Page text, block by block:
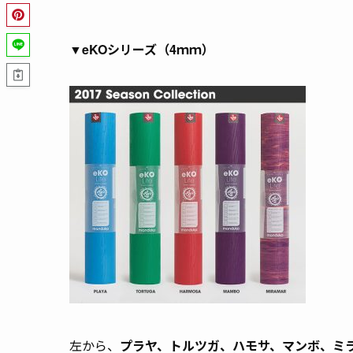
▼eKOシリーズ（4ｍｍ）
左から、 プラヤ、トルツガ、ハモサ、マンボ、ミ